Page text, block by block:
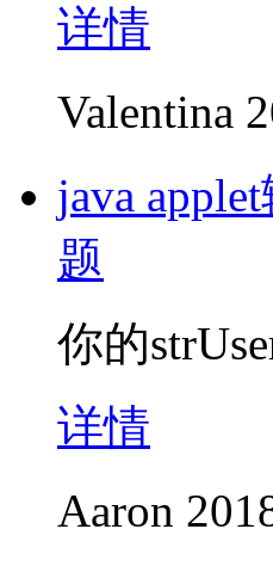
详情
Valentina
java
题
你的
详情
Aaron